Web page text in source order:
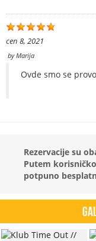
сеп 8, 2021
byMarija
Ovde smo se
Rezervacije su
Putem
potpuno